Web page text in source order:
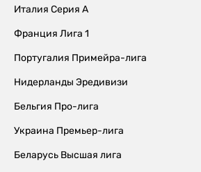
Италия Серия А
Франция Лига 1
Португалия Примейра-лига
Нидерланды Эредивизи
Бельгия Про-лига
Украина Премьер-лига
Беларусь Высшая лига